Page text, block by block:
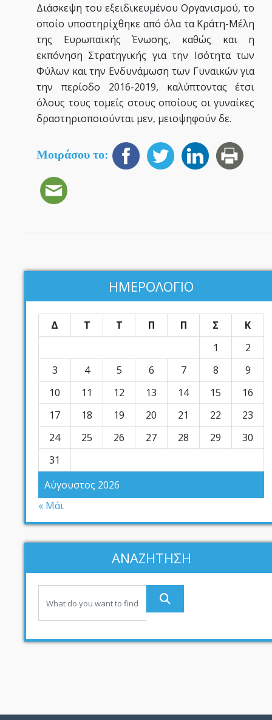
Διάσκεψη του εξειδικευμένου Οργανισμού, το
οποίο υποστηρίχθηκε από όλα τα Κράτη-Μέλη
της Ευρωπαϊκής Ένωσης, καθώς και η
εκπόνηση Στρατηγικής για την Ισότητα των
Φύλων και την Ενδυνάμωση των Γυναικών για
την περίοδο 2016-2019, καλύπτοντας έτσι
όλους τους τομείς στους οποίους οι γυναίκες
δραστηριοποιούνται μεν, μειοψηφούν δε.
Μοιράσου το:
ΗΜΕΡΟΛΟΓΙΟ
Αύγουστος 2026
Δ Τ Τ Π Π Σ
Κ
1
2
3
4 5 6 7 8
9
10
11 12 13 14 15
16
17
18 19 20 21 22
23
24
25 26 27 28 29
30
31
« Μάι
ΑΝΑΖΗΤΗΣΗ